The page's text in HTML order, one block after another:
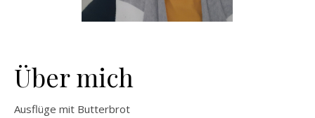
Über mich
Ausflüge mit Butterbrot